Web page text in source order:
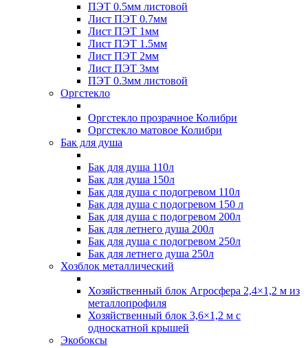
ПЭТ 0.5мм листовой
Лист ПЭТ 0.7мм
Лист ПЭТ 1мм
Лист ПЭТ 1.5мм
Лист ПЭТ 2мм
Лист ПЭТ 3мм
ПЭТ 0.3мм листовой
Оргстекло
Оргстекло прозрачное Колибри
Оргстекло матовое Колибри
Бак для душа
Бак для душа 110л
Бак для душа 150л
Бак для душа с подогревом 110л
Бак для душа с подогревом 150 л
Бак для душа с подогревом 200л
Бак для летнего душа 200л
Бак для душа с подогревом 250л
Бак для летнего душа 250л
Хозблок металлический
Хозяйственный блок Агросфера 2,4×1,2 м из
металлопрофиля
Хозяйственный блок 3,6×1,2 м с
односкатной крышей
Экобоксы